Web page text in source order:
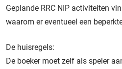
Geplande RRC NIP activiteiten
waarom er eventueel een
De huisregels:
De boeker moet zelf als speler